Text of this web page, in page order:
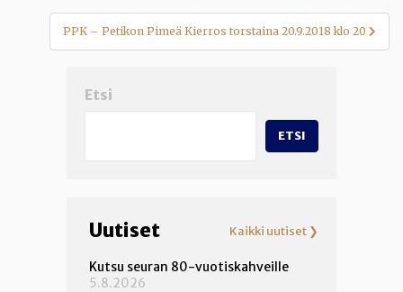
PPK – Petikon Pimeä Kierros torstaina 20.9.2018 klo 20
Etsi
ETSI
Uutiset Kaikki uutiset ❯
Kutsu seuran 80-vuotiskahveille
5.8.2026